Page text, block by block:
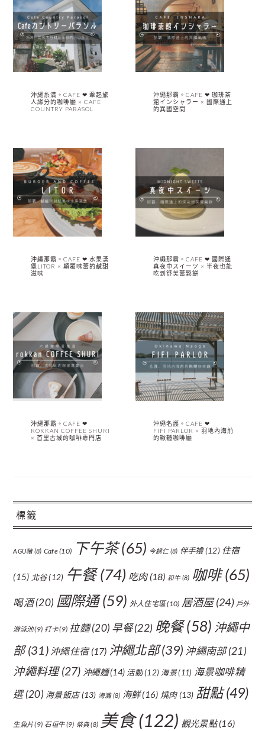
沖繩糸満。CAFE ❤︎ 牽起旅
人緣分的咖啡廳 × CAFE
COUNTRY PARASOL
沖繩那霸。CAFE ❤︎ 珈琲茶
館インシャラー × 國際通上
的異國空間
沖繩那霸。CAFE ❤︎ 水果漢
堡LITOR × 顛覆味蕾的鹹甜
滋味
沖繩那霸。CAFE ❤︎ 國際通
真夜中スイーツ × 半夜也能
吃到舒芙蕾鬆餅
沖繩那霸。CAFE ❤︎
ROKKAN COFFEE SHURI
× 首里古城的咖啡專門店
沖繩名護。CAFE ❤︎
FIFI PARLOR × 羽地內海前
的鞦韆咖啡廳
標籤
AGU豬(8) Cafe(10) 下午茶(65) 今歸仁(8) 伴手禮(12) 住宿
(15) 北谷(12) 午餐(74) 吃肉(18) 和牛(8) 咖啡(65)
喝酒(20) 國際通(59) 外人住宅區(10) 居酒屋(24) 戶外
游泳池(9) 打卡(9) 拉麵(20) 早餐(22) 晚餐(58) 沖繩中
部(31) 沖繩住宿(17) 沖繩北部(39) 沖繩南部(21)
沖繩料理(27) 沖繩麵(14) 活動(12) 海景(11) 海景咖啡精
選(20) 海景飯店(13) 海灘(8) 海鮮(16) 燒肉(13) 甜點(49)
生魚片(9) 石垣牛(9) 祭典(8) 美食(122) 觀光景點(16)